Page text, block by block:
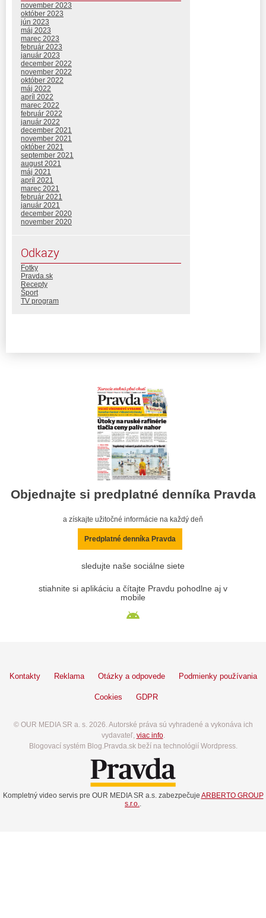
november 2023
október 2023
jún 2023
máj 2023
marec 2023
február 2023
január 2023
december 2022
november 2022
október 2022
máj 2022
apríl 2022
marec 2022
február 2022
január 2022
december 2021
november 2021
október 2021
september 2021
august 2021
máj 2021
apríl 2021
marec 2021
február 2021
január 2021
december 2020
november 2020
Odkazy
Fotky
Pravda.sk
Recepty
Šport
TV program
Objednajte si predplatné denníka Pravda
a získajte užitočné informácie na každý deň
Predplatné denníka Pravda
sledujte naše sociálne siete
stiahnite si aplikáciu a čítajte Pravdu pohodlne aj v
mobile
Kontakty Reklama Otázky a odpovede Podmienky používania
Cookies GDPR
© OUR MEDIA SR a. s. 2026. Autorské práva sú vyhradené a vykonáva ich
vydavateľ, viac info.
Blogovací systém Blog.Pravda.sk beží na technológií Wordpress.
Kompletný video servis pre OUR MEDIA SR a.s. zabezpečuje ARBERTO GROUP
s.r.o..